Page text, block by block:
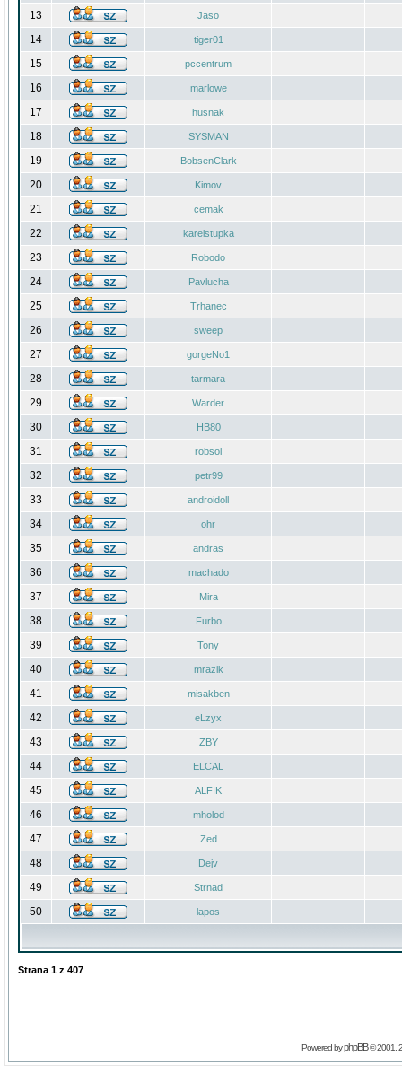
13 Jaso
14 tiger01
15 pccentrum
16 marlowe
17 husnak
18 SYSMAN
19 BobsenClark
20 Kimov
21 cemak
22 karelstupka
23 Robodo
24 Pavlucha
25 Trhanec
26 sweep
27 gorgeNo1
28 tarmara
29 Warder
30 HB80
31 robsol
32 petr99
33 androidoll
34 ohr
35 andras
36 machado
37 Mira
38 Furbo
39 Tony
40 mrazik
41 misakben
42 eLzyx
43 ZBY
44 ELCAL
45 ALFIK
46 mholod
47 Zed
48 Dejv
49 Strnad
50 lapos
Strana 1 z 407
Powered byphpBB© 2001,